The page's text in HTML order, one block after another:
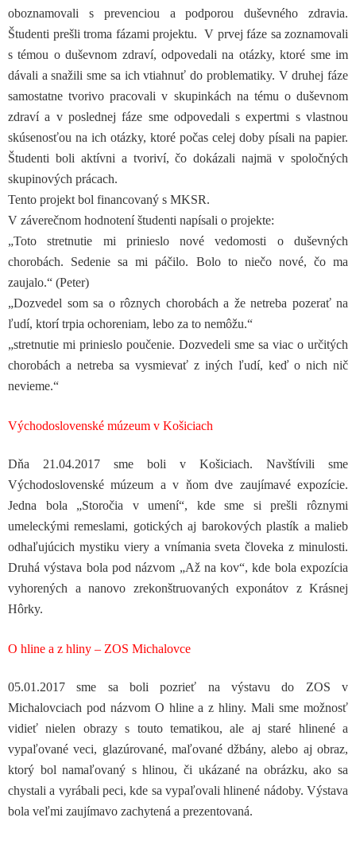
oboznamovali s prevenciou a podporou duševného zdravia.
Študenti prešli troma fázami projektu. V prvej fáze sa zoznamovali
s témou o duševnom zdraví, odpovedali na otázky, ktoré sme im
dávali a snažili sme sa ich vtiahnuť do problematiky. V druhej fáze
samostatne tvorivo pracovali v skupinkách na tému o duševnom
zdraví a v poslednej fáze sme odpovedali s expertmi s vlastnou
skúsenosťou na ich otázky, ktoré počas celej doby písali na papier.
Študenti boli aktívni a tvoriví, čo dokázali najmä v spoločných
skupinových prácach.
Tento projekt bol financovaný s MKSR.
V záverečnom hodnotení študenti napísali o projekte:
„Toto stretnutie mi prinieslo nové vedomosti o duševných
chorobách. Sedenie sa mi páčilo. Bolo to niečo nové, čo ma
zaujalo.“ (Peter)
„Dozvedel som sa o rôznych chorobách a že netreba pozerať na
ľudí, ktorí trpia ochoreniam, lebo za to nemôžu.“
„stretnutie mi prinieslo poučenie. Dozvedeli sme sa viac o určitých
chorobách a netreba sa vysmievať z iných ľudí, keď o nich nič
nevieme.“
Východoslovenské múzeum v Košiciach
Dňa 21.04.2017 sme boli v Košiciach. Navštívili sme
Východoslovenské múzeum a v ňom dve zaujímavé expozície.
Jedna bola „Storočia v umení“, kde sme si prešli rôznymi
umeleckými remeslami, gotických aj barokových plastík a malieb
odhaľujúcich mystiku viery a vnímania sveta človeka z minulosti.
Druhá výstava bola pod názvom „Až na kov“, kde bola expozícia
vyhorených a nanovo zrekonštruovaných exponátov z Krásnej
Hôrky.
O hline a z hliny – ZOS Michalovce
05.01.2017 sme sa boli pozrieť na výstavu do ZOS v
Michalovciach pod názvom O hline a z hliny. Mali sme možnosť
vidieť nielen obrazy s touto tematikou, ale aj staré hlinené a
vypaľované veci, glazúrované, maľované džbány, alebo aj obraz,
ktorý bol namaľovaný s hlinou, či ukázané na obrázku, ako sa
chystali a vyrábali peci, kde sa vypaľovali hlinené nádoby. Výstava
bola veľmi zaujímavo zachytená a prezentovaná.